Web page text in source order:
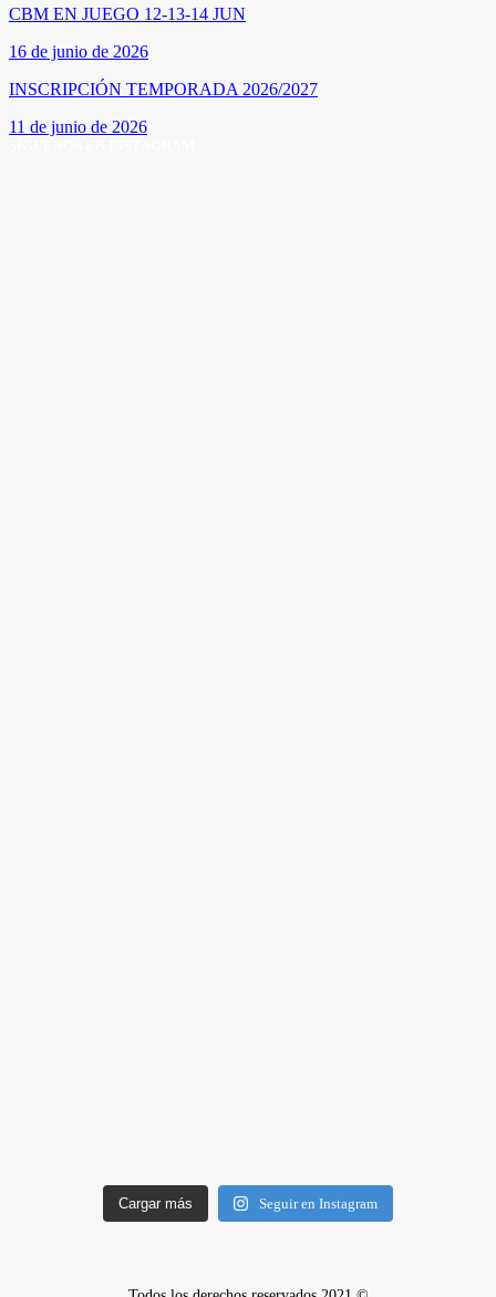
CBM EN JUEGO 12-13-14 JUN
16 de junio de 2026
INSCRIPCIÓN TEMPORADA 2026/2027
11 de junio de 2026
Cargar más Seguir en Instagram